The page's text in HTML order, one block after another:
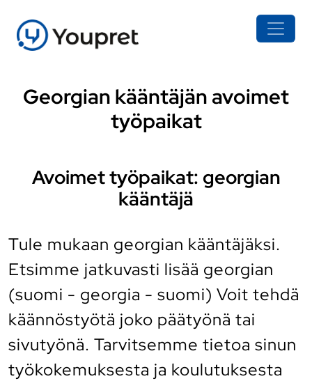
Georgian kääntäjän avoimet
työpaikat
Avoimet työpaikat: georgian
kääntäjä
Tule mukaan georgian kääntäjäksi.
Etsimme jatkuvasti lisää georgian
(suomi - georgia - suomi) Voit tehdä
käännöstyötä joko päätyönä tai
sivutyönä. Tarvitsemme tietoa sinun
työkokemuksesta ja koulutuksesta